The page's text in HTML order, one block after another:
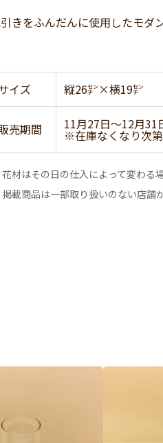
きをふんだんに使用したモダ
イズ 縦26㌢×横19㌢
売期間 11月27日～12月31
※在庫なくなり次
材はその日の仕入によって変わる
載商品は一部取り扱いのない店舗